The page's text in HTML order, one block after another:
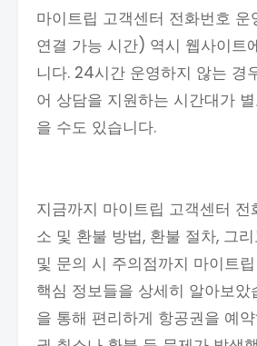
마이트립 고객센터 전화번호
연결 가능 시간) 역시 웹사이트
니다. 24시간 운영하지 않는 경
어 상담을 지원하는 시간대가
을 수도 있습니다.
지금까지 마이트립 고객센터 전
소 및 환불 방법, 환불 절차, 그
및 문의 시 주의점까지 마이트
핵심 정보들을 상세히 알아보았
을 통해 편리하게 항공권을 예